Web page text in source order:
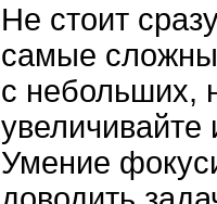
Не стоит
самые
с небольших,
увеличивайте
Умение